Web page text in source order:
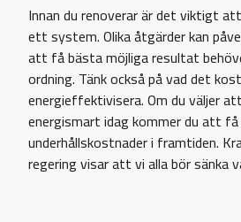
Innan du renoverar är det viktigt
ett system. Olika åtgärder kan
att få bästa möjliga resultat
ordning. Tänk också på vad det
energieffektivisera. Om du väljer
energismart idag kommer du att
underhållskostnader i framtiden.
regering visar att vi alla bör sänka